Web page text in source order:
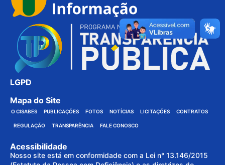
LGPD
Mapa do Site
O CISABES PUBLICAÇÕES FOTOS NOTÍCIAS LICITAÇÕES CONTRATOS
REGULAÇÃO TRANSPARÊNCIA FALE CONOSCO
Acessibilidade
Nosso site está em conformidade com a Lei n° 13.146/2015